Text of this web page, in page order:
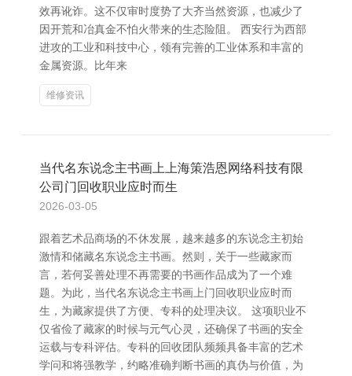
效再讹诈。这不仅审时度势了大齐当然资源，也减少了
因开荒和冶真金不怕火带来的生态险阻。 西安行为西部
进攻的工业和科技中心，领有完善的工业体系和丰富的
金属资源。比年来
维修资讯
当代名东说念主书画上上海策浩恩网络科技有限
公司门回收职业应时而生
2026-03-05
跟着艺术品商场的不休发展，越来越多的东说念主初始
激情和储藏名东说念主书画。然则，关于一些藏家而
言，若何妥善处理不再需要的书画作品成为了一个难
题。为此，当代名东说念主书画上门回收职业应时而
生，为藏家提供了方便、专科的处理决议。 这项职业不
仅省俭了藏家的时候与元气心灵，还确保了书画的安全
运载与专科评估。专科的回收团队频频具备丰富的艺术
学问和将强教学，约略准确判断书画的真伪与价值，为